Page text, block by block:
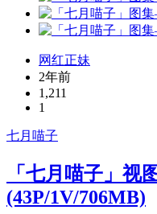
网红正妹
2年前
1,211
1
七月喵子
「七月喵子」视
(43P/1V/706MB)